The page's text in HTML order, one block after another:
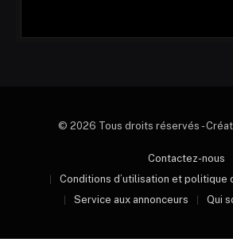
© 2026 Tous droits réservés -
Contactez-nous
Conditions d’utilisation et politique
Service aux annonceurs
Qui